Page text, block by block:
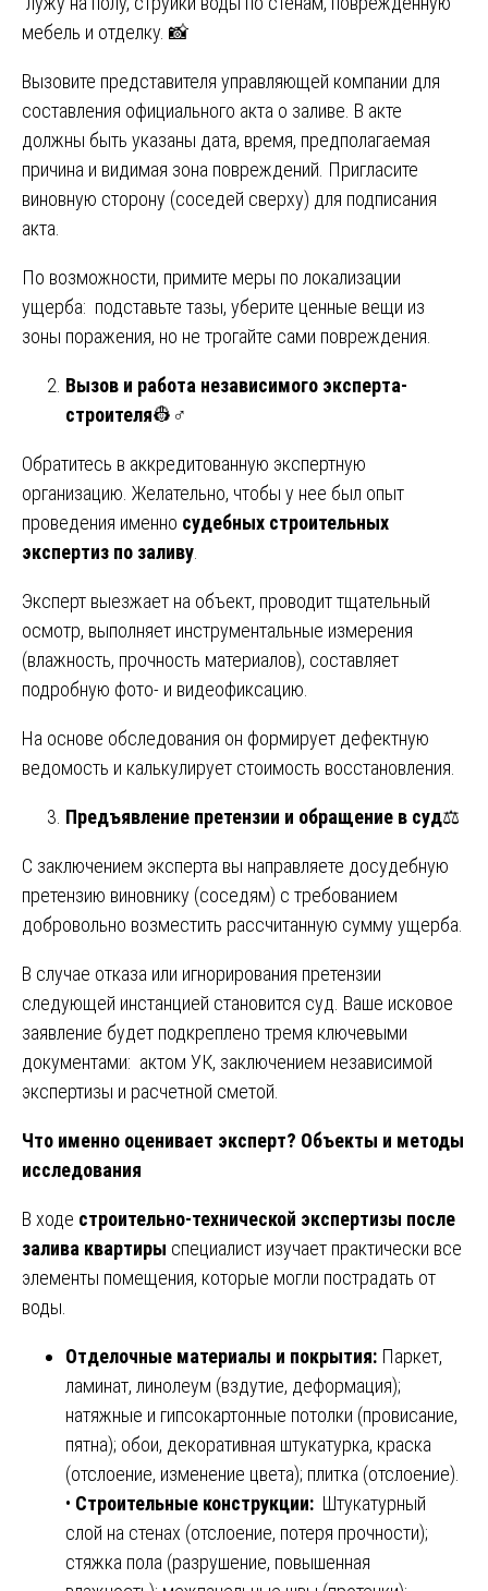
мебель и отделку. 📸
Вызовите представителя управляющей компании для
составления официального акта о заливе. В акте
должны быть указаны дата, время, предполагаемая
причина и видимая зона повреждений. Пригласите
виновную сторону (соседей сверху) для подписания
акта.
По возможности, примите меры по локализации
ущерба: подставьте тазы, уберите ценные вещи из
зоны поражения, но не трогайте сами повреждения.
Вызов и работа независимого эксперта-
строителя👷♂️
Обратитесь в аккредитованную экспертную
организацию. Желательно, чтобы у нее был опыт
проведения именно судебных строительных
экспертиз по заливу
Эксперт выезжает на объект, проводит тщательный
осмотр, выполняет инструментальные измерения
(влажность, прочность материалов), составляет
подробную фото- и видеофиксацию.
На основе обследования он формирует дефектную
ведомость и калькулирует стоимость восстановления.
Предъявление претензии и обращение в суд⚖️
С заключением эксперта вы направляете досудебную
претензию виновнику (соседям) с требованием
добровольно возместить рассчитанную сумму ущерба.
В случае отказа или игнорирования претензии
следующей инстанцией становится суд. Ваше исковое
заявление будет подкреплено тремя ключевыми
документами: актом УК, заключением независимой
экспертизы и расчетной сметой.
Что именно оценивает эксперт? Объекты и методы
исследования
В ходе строительно-технической экспертизы после
залива квартиры специалист изучает практически все
элементы помещения, которые могли пострадать от
воды.
Отделочные материалы и покрытия: Паркет,
ламинат, линолеум (вздутие, деформация);
натяжные и гипсокартонные потолки (провисание,
пятна); обои, декоративная штукатурка, краска
(отслоение, изменение цвета); плитка (отслоение).
• Строительные конструкции: Штукатурный
слой на стенах (отслоение, потеря прочности);
стяжка пола (разрушение, повышенная